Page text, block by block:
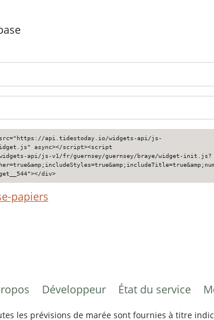
api.tidestoday.io/widgets-api/js-
async></script><script
api/js-v1/fr/guernsey/guernsey/braye/widget-init.js?
div>
papiers
Développeur État du service
les prévisions de marée sont fournies à titre